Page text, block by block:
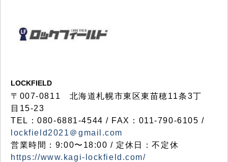
LOCKFIELD
〒007-0811 北海道札幌市東区東苗穂11条3丁
目15-23
TEL：080-6881-4544 / FAX：011-790-6105 /
lockfield2021＠gmail.com
営業時間：9:00〜18:00 / 定休日：不定休
https://www.kagi-lockfield.com/